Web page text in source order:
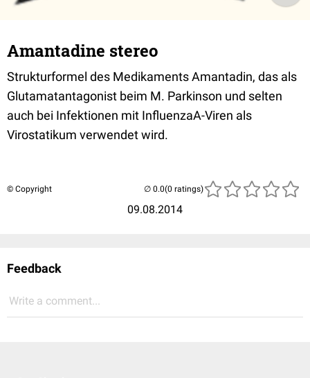
Amantadine stereo
Strukturformel des Medikaments Amantadin, das als
Glutamatantagonist beim M. Parkinson und selten
auch bei Infektionen mit InfluenzaA-Viren als
Virostatikum verwendet wird.
© Copyright
09.08.2014
(0 ratings)
Feedback
Write a comment...